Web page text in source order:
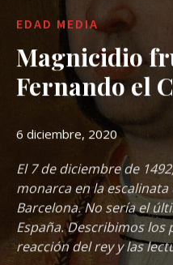
EDAD MEDIA
Magnicidio
Fernando el
6 diciembre, 2020
El 7 de diciembre de
monarca en la
Barcelona. No sería el
España. Describimos
reacción del rey y las